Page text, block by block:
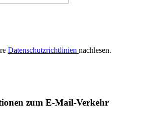
Datenschutzrichtlinien nachlesen.
zum E-Mail-Verkehr